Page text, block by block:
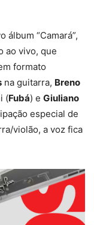
álbum “Camará”,
ao vivo, que
formato
na guitarra, Breno
(Fubá) e Giuliano
especial de
violão, a voz fica